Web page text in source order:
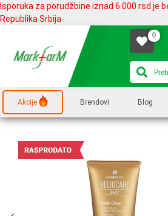
Isporuka za porudžbine iznad 6.000 rsd je
Republika Srbija
0
Akcije Brendovi Blog